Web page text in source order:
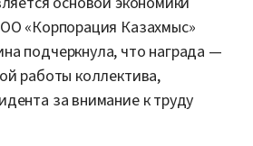
«Корпорация Казахмыс»
подчеркнула, что награда —
работы коллектива,
за внимание к труду